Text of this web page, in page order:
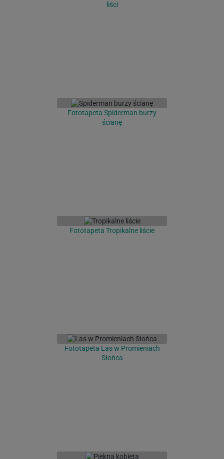
liści
Fototapeta Spiderman burzy
ścianę
Fototapeta Tropikalne liście
Fototapeta Las w Promieniach
Słońca